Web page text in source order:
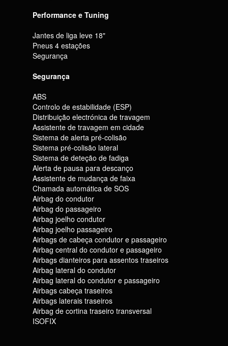
Performance e Tuning
Jantes de liga leve 18"
Pneus 4 estações
Segurança
Segurança
ABS
Controlo de estabilidade (ESP)
Distribuição electrónica de travagem
Assistente de travagem em cidade
Sistema de alerta pré-colisão
Sistema pré-colisão lateral
Sistema de deteção de fadiga
Alerta de pausa para descanço
Assistente de mudança de faixa
Chamada automática de SOS
Airbag do condutor
Airbag do passageiro
Airbag joelho condutor
Airbag joelho passageiro
Airbags de cabeça condutor e passageiro
Airbag central do condutor e passageiro
Airbags dianteiros para assentos traseiros
Airbag lateral do condutor
Airbag lateral do condutor e passageiro
Airbags cabeça traseiros
Airbags laterais traseiros
Airbag de cortina traseiro transversal
ISOFIX